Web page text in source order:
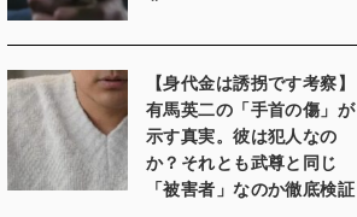
【身代金は誘拐です考察】
有馬英二の「手首の傷」が
示す真実。彼は犯人なの
か？それとも武尊と同じ
「被害者」なのか徹底検証